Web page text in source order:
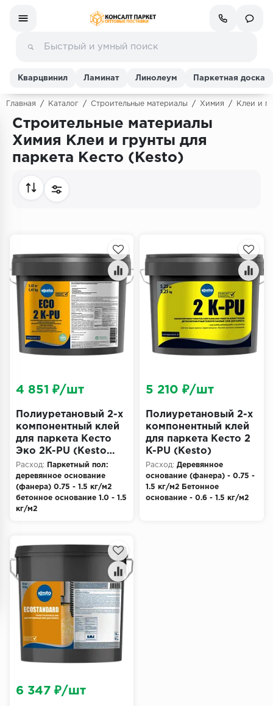
Ламинат
Линолеум
Кварц-винил (ПВХ плитка)
Террасная доска
Пробковое покрытие
Ковровая плитка
Подложка
Строительные материалы
Кварцвинил Ламинат Линолеум Паркетная доска
Главная / Каталог / Строительные материалы / Химия / Клеи и
Строительные материалы
Химия Клеи и грунты для
паркета Кесто (Kesto)
Полиуретановый 2-х
компонентный клей
для паркета Кесто
Эко 2K-PU (Kesto
ECO)
Расход:
Паркетный пол:
деревянное основание
(фанера) 0.75 - 1.5 кг/м2
бетонное основание 1.0 - 1.5
кг/м2
4 851 ₽/шт
Полиуретановый 2-х
компонентный клей
для паркета Кесто 2
K-PU (Kesto)
Расход: Деревянное
основание (фанера) - 0.75 -
1.5 кг/м2 Бетонное
основание - 0.6 - 1.5 кг/м2
5 210 ₽/шт
6 347 ₽/шт